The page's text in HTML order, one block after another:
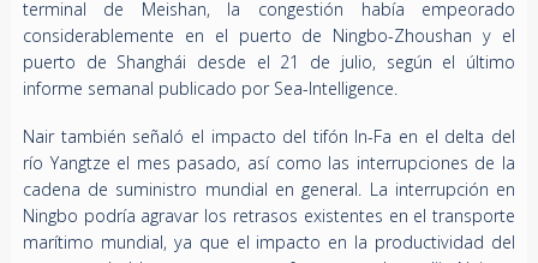
terminal de Meishan, la congestión había empeorado
considerablemente en el puerto de Ningbo-Zhoushan y el
puerto de Shanghái desde el 21 de julio, según el último
informe semanal publicado por Sea-Intelligence.
Nair también señaló el impacto del tifón In-Fa en el delta del
río Yangtze el mes pasado, así como las interrupciones de la
cadena de suministro mundial en general. La interrupción en
Ningbo podría agravar los retrasos existentes en el transporte
marítimo mundial, ya que el impacto en la productividad del